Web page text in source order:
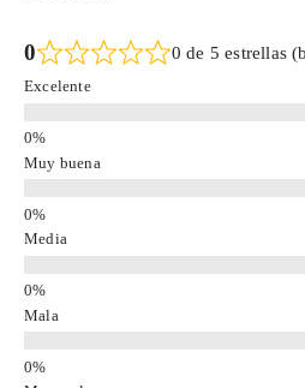
0 0 de 5 estrellas
Excelente
Muy buena
Media
Mala